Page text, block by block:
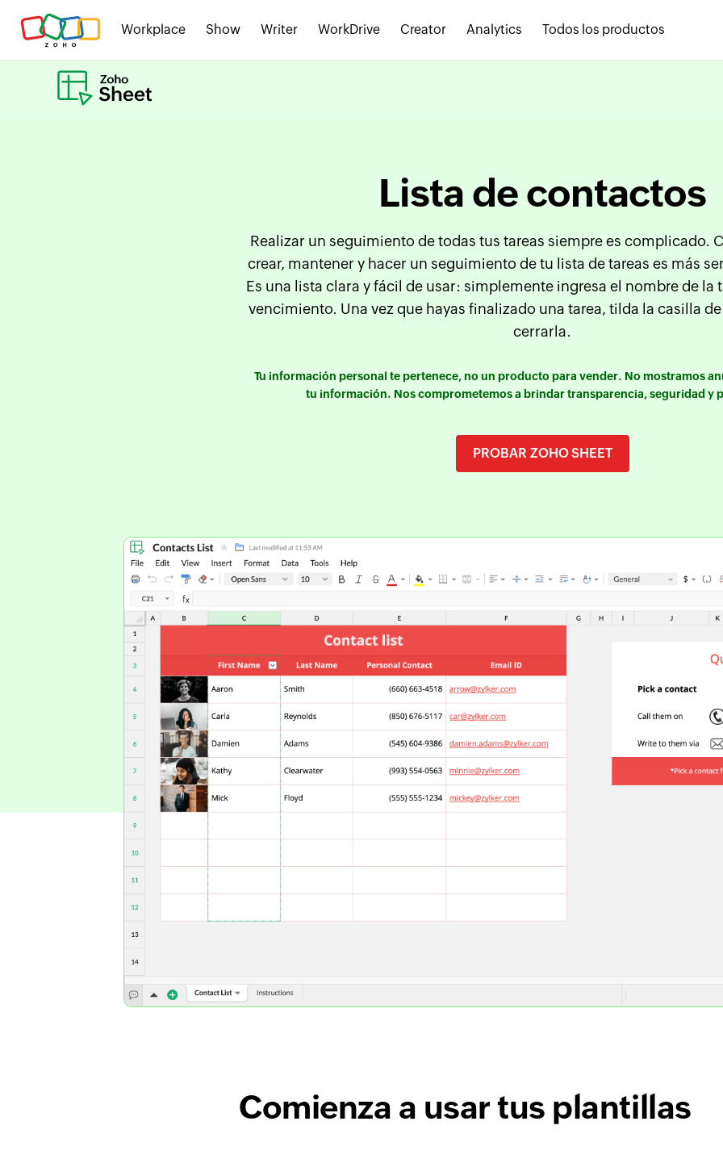
Workplace Show Writer WorkDrive Creator Analytics Todos los productos
Lista de contactos
Realizar un seguimiento de todas tus tareas siempre es complicado.
crear, mantener y hacer un seguimiento de tu lista de tareas es más
Es una lista clara y fácil de usar: simplemente ingresa el nombre de la
vencimiento. Una vez que hayas finalizado una tarea, tilda la casilla
cerrarla.
Tu información personal te pertenece, no un producto para vender. No mostramos
tu información. Nos comprometemos a brindar transparencia, seguridad y
PROBAR ZOHO SHEET
Comienza a usar tus plantillas